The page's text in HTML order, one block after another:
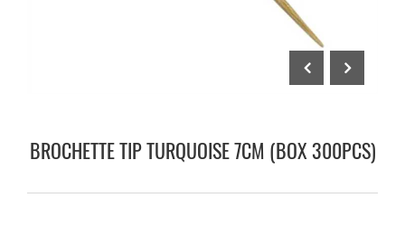
BROCHETTE TIP TURQUOISE 7CM (BOX 300PCS)